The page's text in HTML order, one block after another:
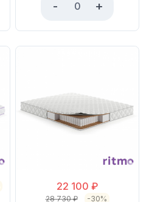
- +
22 100 ₽
28 730₽ -30%